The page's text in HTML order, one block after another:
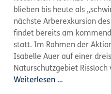
blieben bis heute als
nächste Arberexkursion
findet bereits am
statt. Im Rahmen der
Isabelle Auer auf einer
Naturschutzgebiet Rissloch
Weiterlesen …